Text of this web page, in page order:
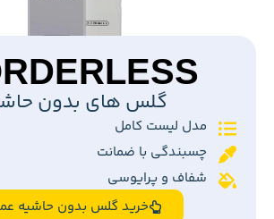
گلس های بدون
مدل لیست کامل
چسبندگی با ضمانت
شفاف و پرایوسی
خرید گلس بدون حاشیه